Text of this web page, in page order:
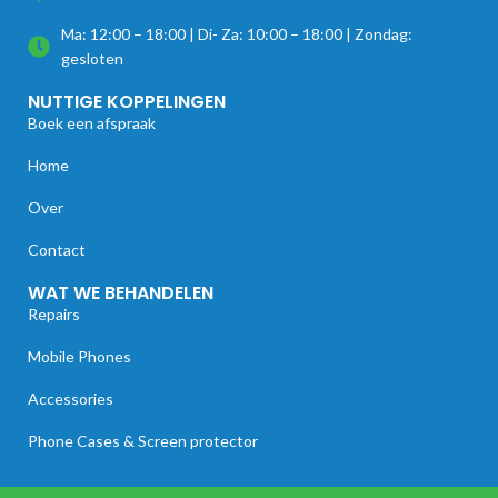
Ma: 12:00 – 18:00 | Di- Za: 10:00 – 18:00 | Zondag:
gesloten
NUTTIGE KOPPELINGEN
Boek een afspraak
Home
Over
Contact
WAT WE BEHANDELEN
Repairs
Mobile Phones
Accessories
Phone Cases & Screen protector